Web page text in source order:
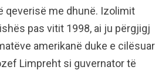
qeverisë me dhunë. Izolimit
pas vitit 1998, ai ju përgjigj
amerikanë duke e cilësuar
Limpreht si guvernator të